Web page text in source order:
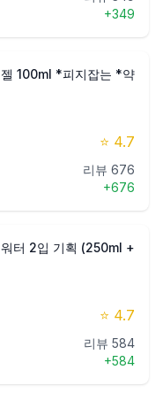
+349
100ml *피지잡는 *약
⭐ 4.7
리뷰 676
+676
터 2입 기획 (250ml +
⭐ 4.7
리뷰 584
+584